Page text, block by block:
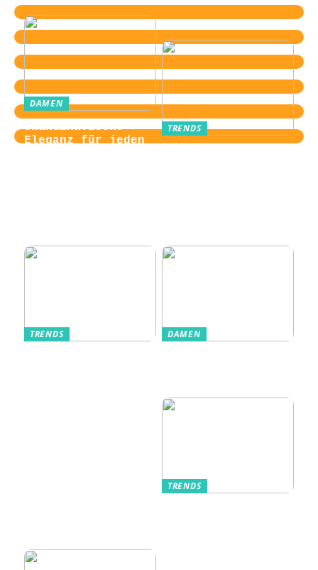
DAMEN
Skandinavische
Eleganz für jeden
TRENDS
TRENDS DAMEN
TRENDS